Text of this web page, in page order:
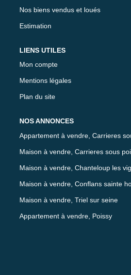
Nos biens vendus et loués
Estimation
LIENS UTILES
Mon compte
Mentions légales
Plan du site
NOS ANNONCES
Appartement à vendre, Carrieres
Maison à vendre, Carrieres sous
Maison à vendre, Chanteloup les
Maison à vendre, Conflans sainte
Maison à vendre, Triel sur seine
Appartement à vendre, Poissy